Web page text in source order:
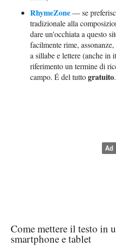
RhymeZone— se
tradizionale alla
dare un'occhiata a questo
facilmente rime,
a sillabe e lettere (anche in
riferimento un termine di
campo. É del tuttogratuito.
Come mettere il testo in
smartphone e tablet